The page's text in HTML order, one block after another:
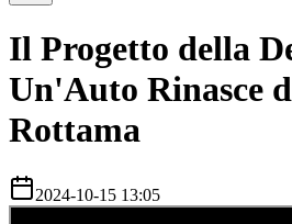
Il Progetto della
Un'Auto Rinasce
Rottama
2024-10-15 13:05